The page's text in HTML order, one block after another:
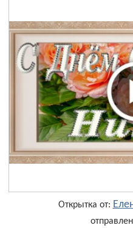
Открытка от: